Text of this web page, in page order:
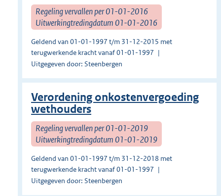
Regeling vervallen per 01-01-2016
Uitwerkingtredingdatum 01-01-2016
Geldend van 01-01-1997 t/m 31-12-2015 met
terugwerkende kracht vanaf 01-01-1997
Uitgegeven door: Steenbergen
Verordening onkostenvergoeding
wethouders
Regeling vervallen per 01-01-2019
Uitwerkingtredingdatum 01-01-2019
Geldend van 01-01-1997 t/m 31-12-2018 met
terugwerkende kracht vanaf 01-01-1997
Uitgegeven door: Steenbergen